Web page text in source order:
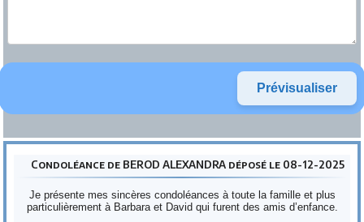
Condoléance de BEROD ALEXANDRA déposé le 08-12-2025
Je présente mes sincères condoléances à toute la famille et plus
particulièrement à Barbara et David qui furent des amis d’enfance.